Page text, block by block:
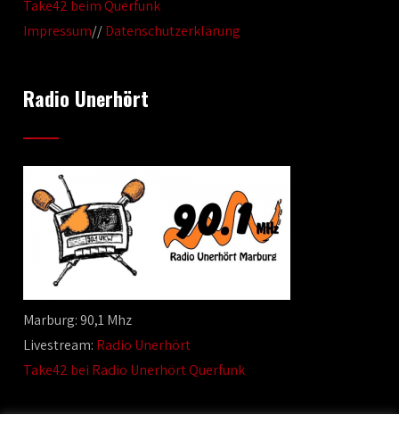
Take42 beim Querfunk
Impressum//Datenschutzerklärung
Radio Unerhört
Marburg: 90,1 Mhz
Livestream: Radio Unerhört
Take42 bei Radio Unerhört Querfunk